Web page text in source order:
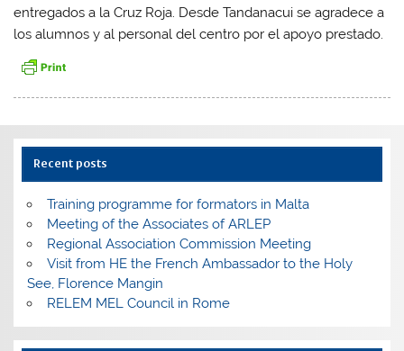
entregados a la Cruz Roja. Desde Tandanacui se agradece a
los alumnos y al personal del centro por el apoyo prestado.
Recent posts
Training programme for formators in Malta
Meeting of the Associates of ARLEP
Regional Association Commission Meeting
Visit from HE the French Ambassador to the Holy
See, Florence Mangin
RELEM MEL Council in Rome